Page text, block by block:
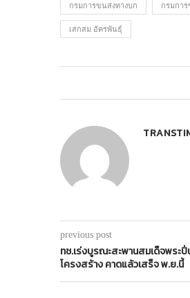
กรมการขนส่งทางบก กรมกา
เสกสม อัครพันธุ์
previous post
ทช.เร่งบูรณะสะพานสมเด็จพระปิ่
โครงสร้าง คาดแล้วเสร็จ พ.ย.นี้